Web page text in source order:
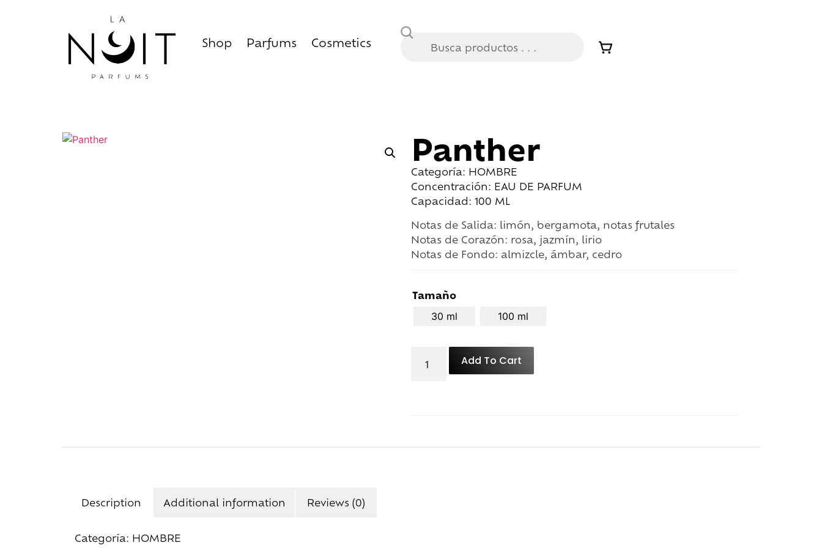
Shop Parfums Cosmetics
Panther
Categoría: HOMBRE
Concentración: EAU DE PARFUM
Capacidad: 100 ML
Notas de Salida: limón, bergamota, notas frutales
Notas de Corazón: rosa, jazmín, lirio
Notas de Fondo: almizcle, ámbar, cedro
Tamaño
30 ml 100 ml
Add To Cart
Description Additional information Reviews (0)
Categoría: HOMBRE